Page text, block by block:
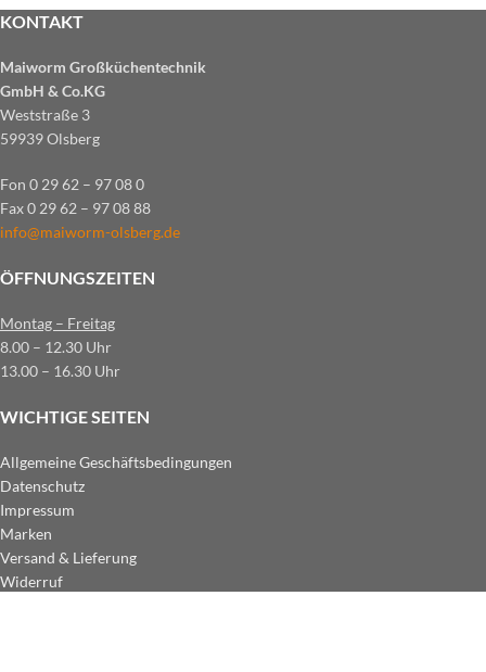
KONTAKT
Maiworm Großküchentechnik
GmbH & Co.KG
Weststraße 3
59939 Olsberg
Fon 0 29 62 – 97 08 0
Fax 0 29 62 – 97 08 88
info@maiworm-olsberg.de
ÖFFNUNGSZEITEN
Montag – Freitag
8.00 – 12.30 Uhr
13.00 – 16.30 Uhr
WICHTIGE SEITEN
Allgemeine Geschäftsbedingungen
Datenschutz
Impressum
Marken
Versand & Lieferung
Widerruf